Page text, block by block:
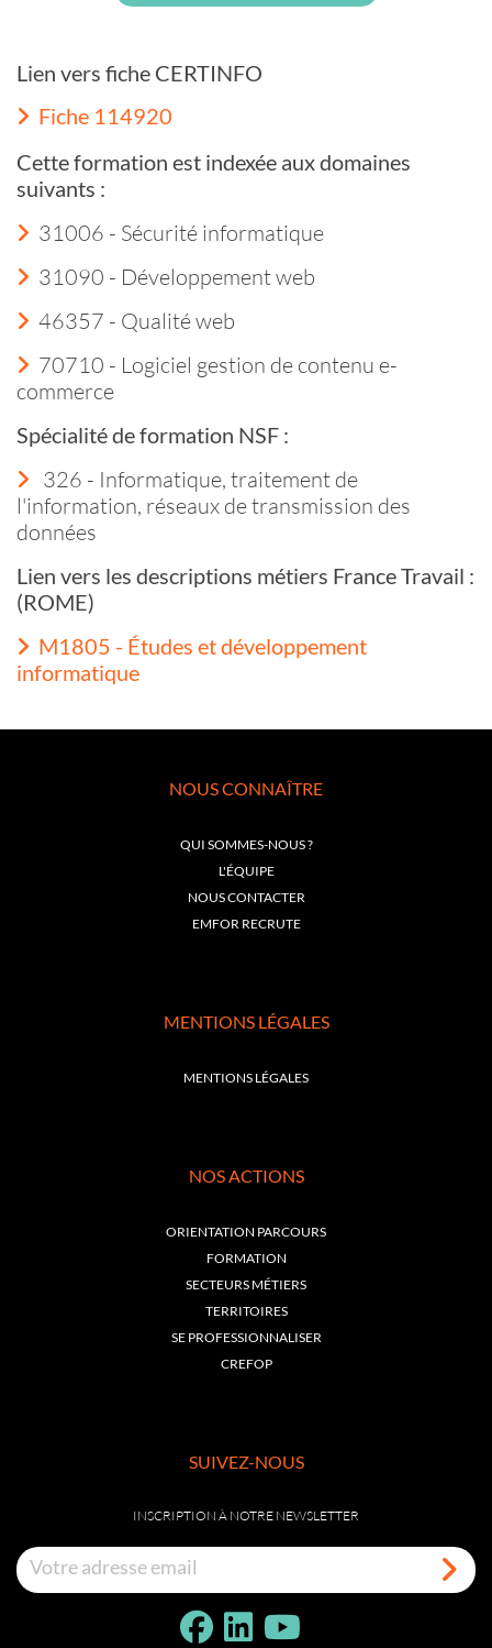
Lien vers fiche CERTINFO
Fiche 114920
Cette formation est indexée aux domaines
suivants :
31006 - Sécurité informatique
31090 - Développement web
46357 - Qualité web
70710 - Logiciel gestion de contenu e-
commerce
Spécialité de formation NSF :
326 - Informatique, traitement de
l'information, réseaux de transmission des
données
Lien vers les descriptions métiers France Travail :
(ROME)
M1805 - Études et développement
informatique
NOUS CONNAÎTRE
QUI SOMMES-NOUS ?
L'ÉQUIPE
NOUS CONTACTER
EMFOR RECRUTE
MENTIONS LÉGALES
MENTIONS LÉGALES
NOS ACTIONS
ORIENTATION PARCOURS
FORMATION
SECTEURS MÉTIERS
TERRITOIRES
SE PROFESSIONNALISER
CREFOP
SUIVEZ-NOUS
INSCRIPTION À NOTRE NEWSLETTER